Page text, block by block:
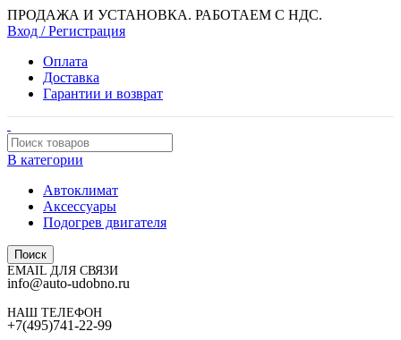
ПРОДАЖА И УСТАНОВКА. РАБОТАЕМ С НДС.
Вход / Регистрация
Оплата
Доставка
Гарантии и возврат
В категории
Автоклимат
Аксессуары
Подогрев двигателя
Поиск
EMAIL ДЛЯ СВЯЗИ
info@auto-udobno.ru
НАШ ТЕЛЕФОН
+7(495)741-22-99